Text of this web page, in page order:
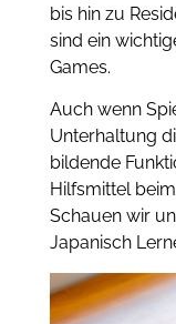
bis hin zu
sind ein
Games.
Auch wenn
Unterhaltung
bildende
Hilfsmittel
Schauen wir
Japanisch